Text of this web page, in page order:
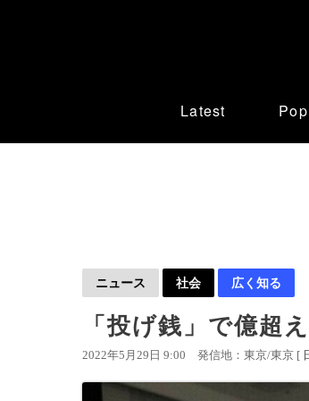
Latest
ニュース 社会 広く知る
「投げ銭」で億超
2022年5月29日 9:00 発信地：東京/東京 [